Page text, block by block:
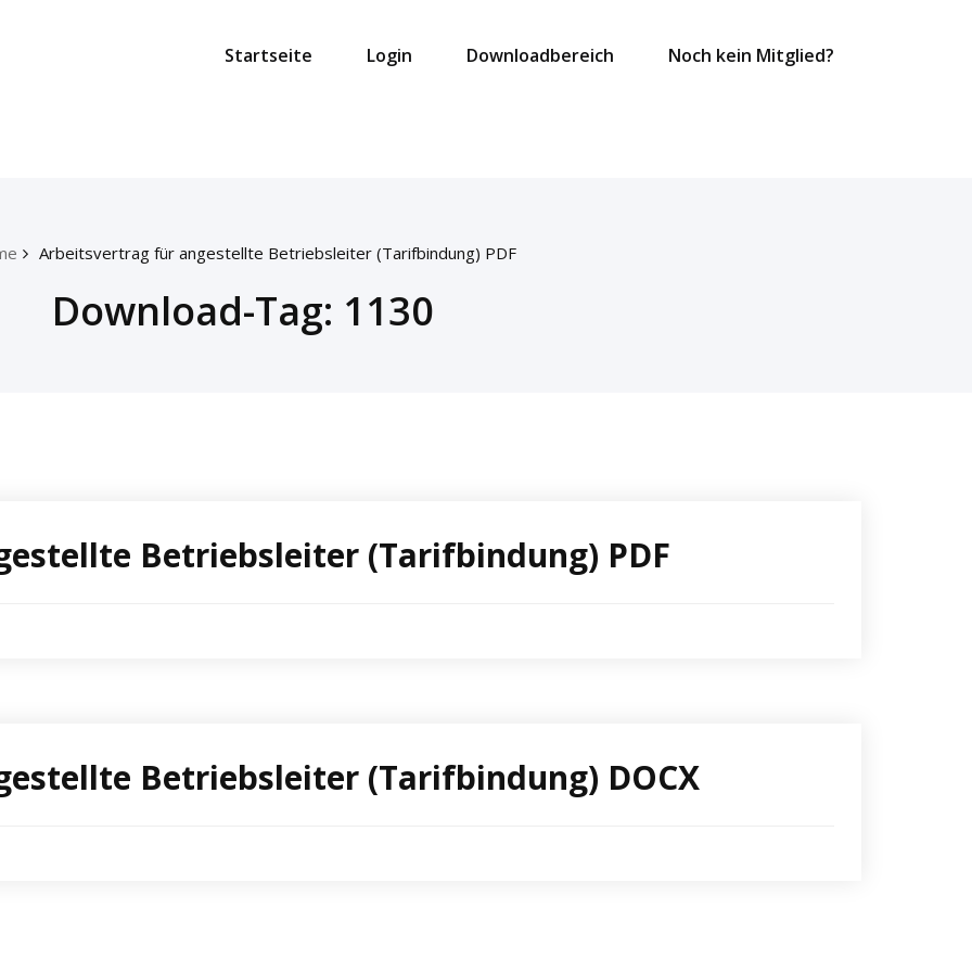
Startseite Login Downloadbereich Noch kein Mitglied?
Arbeitsvertrag für angestellte Betriebsleiter (Tarifbindung) PDF
Download-Tag: 1130
Betriebsleiter (Tarifbindung) PDF
Betriebsleiter (Tarifbindung) DOCX